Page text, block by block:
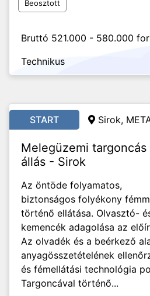
Beosztott
Bruttó 521.000 - 580.000
Technikus
START Sirok,
Melegüzemi targoncás
állás - Sirok
Az öntöde folyamatos,
biztonságos folyékony
történő ellátása. Olvasztó-
kemencék adagolása az
Az olvadék és a beérkező
anyagösszetételének
és fémellátási technológia
Targoncával történő...